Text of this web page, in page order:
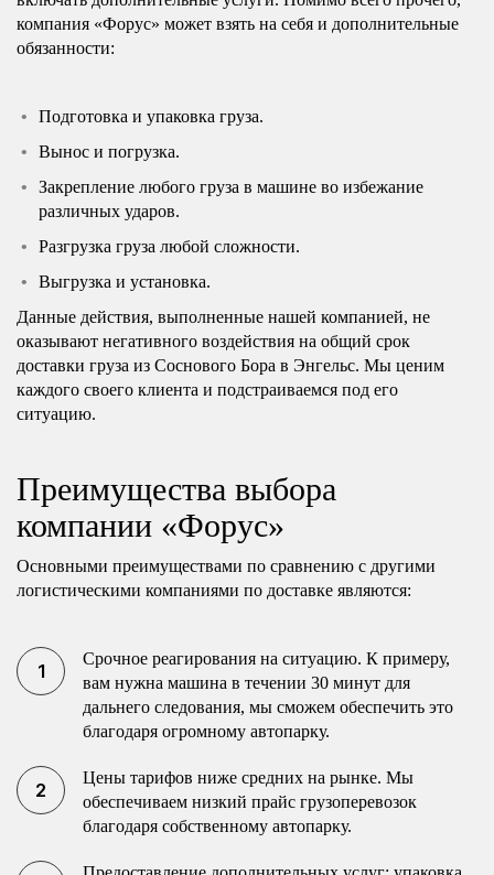
компания «Форус» может взять на себя и дополнительные
обязанности:
Подготовка и упаковка груза.
Вынос и погрузка.
Закрепление любого груза в машине во избежание
различных ударов.
Разгрузка груза любой сложности.
Выгрузка и установка.
Данные действия, выполненные нашей компанией, не
оказывают негативного воздействия на общий срок
доставки груза из Соснового Бора в Энгельс. Мы ценим
каждого своего клиента и подстраиваемся под его
ситуацию.
Преимущества выбора
компании «Форус»
Основными преимуществами по сравнению с другими
логистическими компаниями по доставке являются:
Срочное реагирования на ситуацию. К примеру,
вам нужна машина в течении 30 минут для
дальнего следования, мы сможем обеспечить это
благодаря огромному автопарку.
Цены тарифов ниже средних на рынке. Мы
обеспечиваем низкий прайс грузоперевозок
благодаря собственному автопарку.